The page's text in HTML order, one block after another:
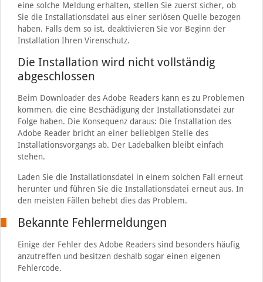
eine solche Meldung erhalten, stellen Sie zuerst sicher, ob
Sie die Installationsdatei aus einer seriösen Quelle bezogen
haben. Falls dem so ist, deaktivieren Sie vor Beginn der
Installation Ihren Virenschutz.
Die Installation wird nicht vollständig
abgeschlossen
Beim Downloader des Adobe Readers kann es zu Problemen
kommen, die eine Beschädigung der Installationsdatei zur
Folge haben. Die Konsequenz daraus: Die Installation des
Adobe Reader bricht an einer beliebigen Stelle des
Installationsvorgangs ab. Der Ladebalken bleibt einfach
stehen.
Laden Sie die Installationsdatei in einem solchen Fall erneut
herunter und führen Sie die Installationsdatei erneut aus. In
den meisten Fällen behebt dies das Problem.
Bekannte Fehlermeldungen
Einige der Fehler des Adobe Readers sind besonders häufig
anzutreffen und besitzen deshalb sogar einen eigenen
Fehlercode.